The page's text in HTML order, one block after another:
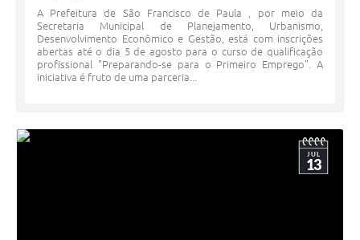
A Prefeitura de São Francisco de Paula , por meio da
Secretaria Municipal de Planejamento, Urbanismo,
Desenvolvimento Econômico e Gestão, está com inscrições
abertas até o dia 5 de agosto para o curso de qualificação
profissional "Preparando-se para o Primeiro Emprego". A
iniciativa é fruto de uma parceria...
JUL
13